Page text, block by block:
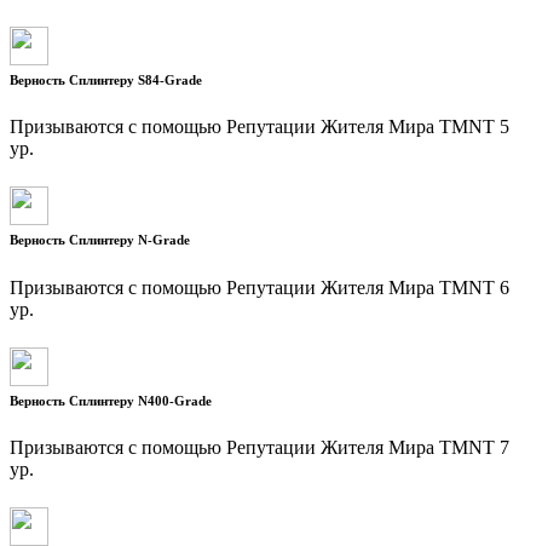
Верность Сплинтеру S84-Gradе
Призываются с помощью Репутации Жителя Мира TMNT 5
ур.
Верность Сплинтеру N-Gradе
Призываются с помощью Репутации Жителя Мира TMNT 6
ур.
Верность Сплинтеру N400-Gradе
Призываются с помощью Репутации Жителя Мира TMNT 7
ур.